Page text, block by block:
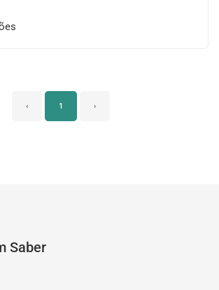
‹ 1 ›
Saber